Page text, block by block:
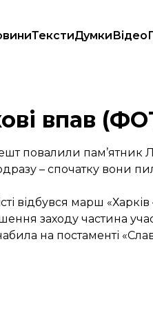
ТекстиДумкиВідео
впав
повалили пам’ятник
– спочатку вони
відбувся марш
заходу частина
на постаменті